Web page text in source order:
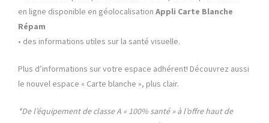
en ligne disponible en géolocalisation Appli Carte Blanche
Répam
• des informations utiles sur la santé visuelle.
Plus d’informations sur votre espace adhérent! Découvrez aussi
le nouvel espace « Carte blanche », plus clair.
*De l’équipement de classe A « 100% santé » à l’offre haut de